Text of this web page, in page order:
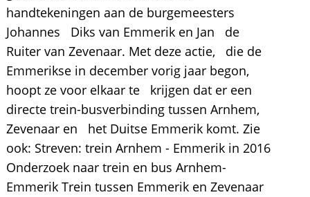
handtekeningen aan de burgemeesters
Johannes Diks van Emmerik en Jan de
Ruiter van Zevenaar. Met deze actie, die de
Emmerikse in december vorig jaar begon,
hoopt ze voor elkaar te krijgen dat er een
directe trein-busverbinding tussen Arnhem,
Zevenaar en het Duitse Emmerik komt. Zie
ook: Streven: trein Arnhem - Emmerik in 2016
Onderzoek naar trein en bus Arnhem-
Emmerik Trein tussen Emmerik en Zevenaar